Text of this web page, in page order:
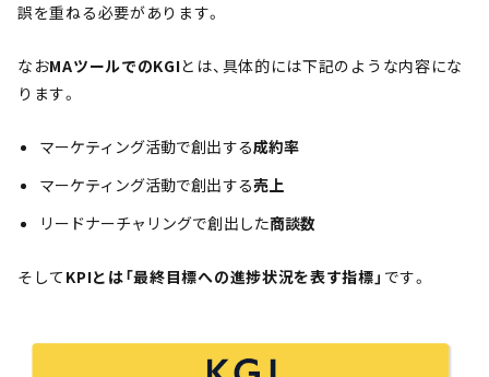
誤を重ねる必要があります。
なおMAツールでのKGIとは、具体的には下記のような内容にな
ります。
マーケティング活動で創出する成約率
マーケティング活動で創出する売上
リードナーチャリングで創出した商談数
そして KPIとは「最終目標への進捗状況を表す指標」 です。